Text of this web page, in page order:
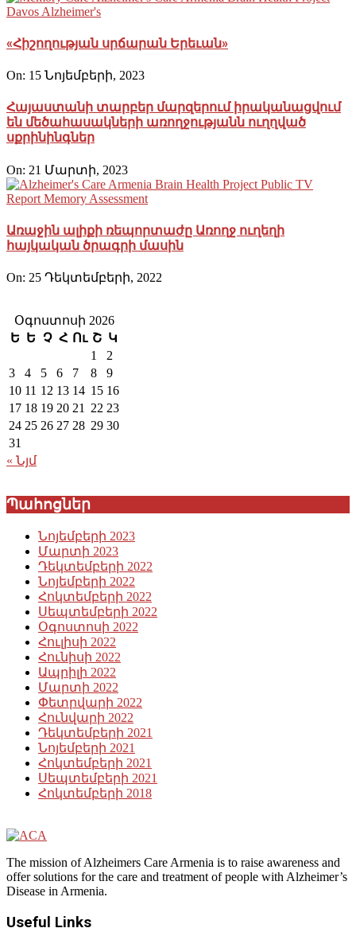
«Հիշողության սրճարան Երեւան»
On: 15 Նոյեմբերի, 2023
Հայաստանի տարբեր մարզերում իրականացվում
են մեծահասակների առողջությանն ուղղված
սքրինինգներ
On: 21 Մարտի, 2023
Առաջին ալիքի ռեպորտաժը Առողջ ուղեղի
հայկական ծրագրի մասին
On: 25 Դեկտեմբերի, 2022
Օգոստոսի 2026
Ե Ե Չ Հ Ու Շ Կ
1
2
3
4 5 6 7 8
9
10 11 12 13 14 15 16
17 18 19 20 21 22 23
24 25 26 27 28 29 30
31
« Նյմ
Պահոցներ
Նոյեմբերի 2023
Մարտի 2023
Դեկտեմբերի 2022
Նոյեմբերի 2022
Հոկտեմբերի 2022
Սեպտեմբերի 2022
Օգոստոսի 2022
Հուլիսի 2022
Հունիսի 2022
Ապրիլի 2022
Մարտի 2022
Փետրվարի 2022
Հունվարի 2022
Դեկտեմբերի 2021
Նոյեմբերի 2021
Հոկտեմբերի 2021
Սեպտեմբերի 2021
Հոկտեմբերի 2018
The mission of Alzheimers Care Armenia is to raise awareness and
offer solutions for the care and treatment of people with Alzheimer’s
Disease in Armenia.
Useful Links